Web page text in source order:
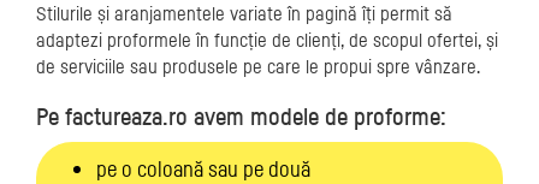
Stilurile și aranjamentele variate în pagină îți permit să
adaptezi proformele în funcție de clienți, de scopul ofertei, și
de serviciile sau produsele pe care le propui spre vânzare.
Pe factureaza.ro avem modele de proforme:
pe o coloană sau pe două